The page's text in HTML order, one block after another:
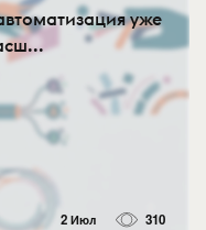
уже
2 Июл 310